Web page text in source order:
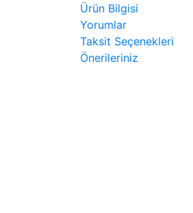
Ürün Bilgisi
Yorumlar
Taksit Seçenekleri
Önerileriniz